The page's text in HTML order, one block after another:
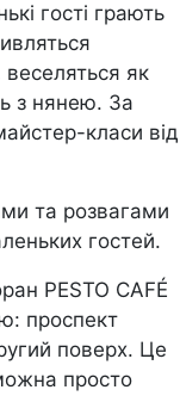
гості грають
як
з нянею. За
класи від
та розвагами
гостей.
PESTO CAFÉ
проспект
поверх. Це
просто